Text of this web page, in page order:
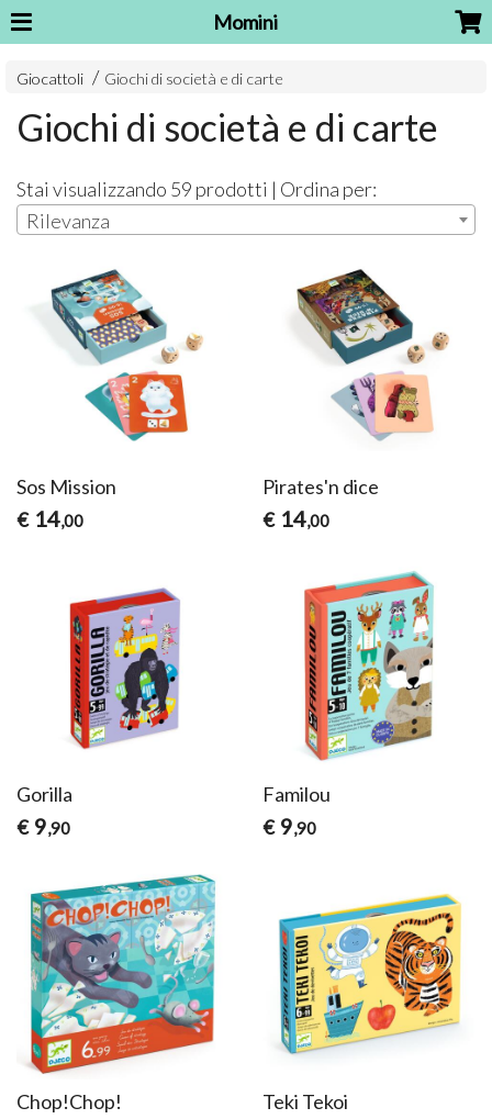
Momini
Giocattoli Giochi di società e di carte
Giochi di società e di carte
Stai visualizzando 59 prodotti | Ordina per:
Rilevanza
Sos Mission
€ 14,00
Pirates'n dice
€ 14,00
Gorilla
€ 9,90
Familou
€ 9,90
Chop!Chop!
Teki Tekoi